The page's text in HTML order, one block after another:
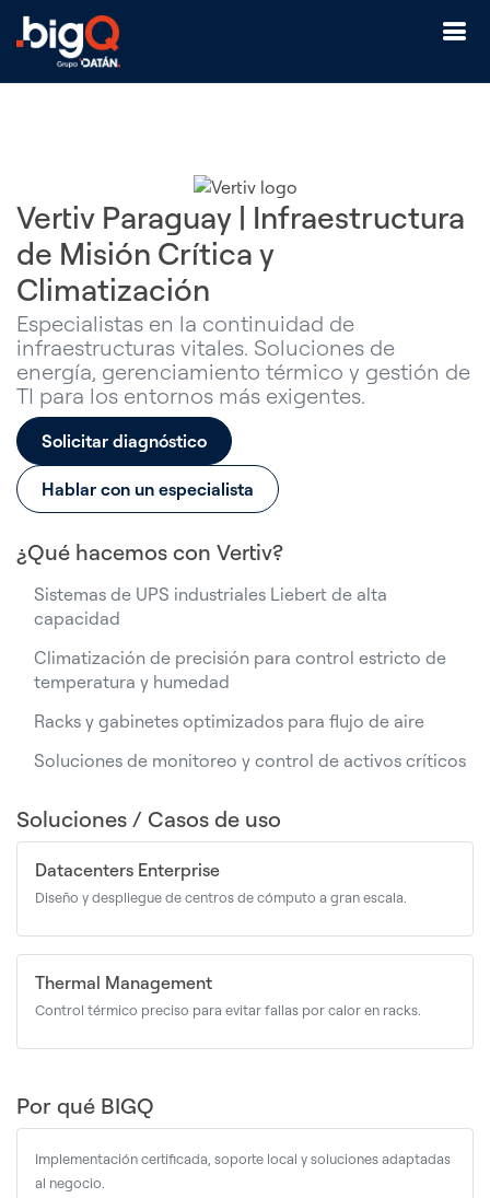
Vertiv Paraguay | Infraestructura
de Misión Crítica y
Climatización
Especialistas en la continuidad de
infraestructuras vitales. Soluciones de
energía, gerenciamiento térmico y gestión de
TI para los entornos más exigentes.
Solicitar diagnóstico
Hablar con un especialista
¿Qué hacemos con Vertiv?
Sistemas de UPS industriales Liebert de alta
capacidad
Climatización de precisión para control estricto de
temperatura y humedad
Racks y gabinetes optimizados para flujo de aire
Soluciones de monitoreo y control de activos críticos
Soluciones / Casos de uso
Datacenters Enterprise
Diseño y despliegue de centros de cómputo a gran escala.
Thermal Management
Control térmico preciso para evitar fallas por calor en racks.
Por qué BIGQ
Implementación certificada, soporte local y soluciones adaptadas
al negocio.